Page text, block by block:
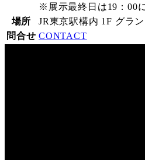
※展示最終日は19：00
場所
JR東京駅構内 1F グラ
問合せ CONTACT